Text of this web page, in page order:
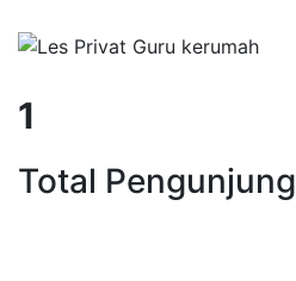
1
Total Pengunjung